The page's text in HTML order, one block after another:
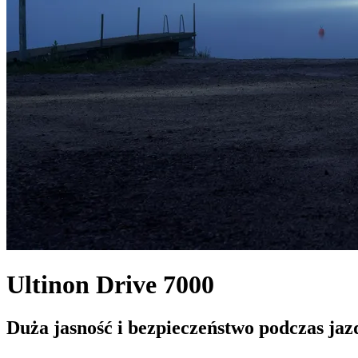
Ultinon Drive 7000
Duża jasność i bezpieczeństwo podczas